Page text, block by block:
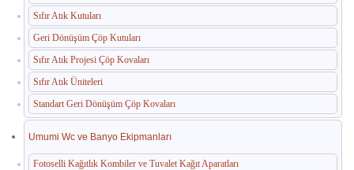
Sıfır Atık Kutuları
Geri Dönüşüm Çöp Kutuları
Sıfır Atık Projesi Çöp Kovaları
Sıfır Atık Üniteleri
Standart Geri Dönüşüm Çöp Kovaları
Umumi Wc ve Banyo Ekipmanları
Fotoselli Kağıtlık Kombiler ve Tuvalet Kağıt Aparatları